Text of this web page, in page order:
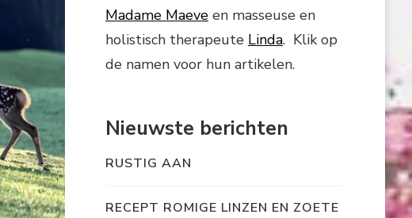
Madame Maeveen masseuse en
holistisch therapeute Linda. Klik op
de namen voor hun artikelen.
Nieuwste berichten
RUSTIG AAN
RECEPT ROMIGE LINZEN EN ZOETE